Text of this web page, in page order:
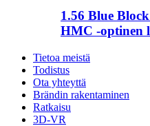
1.56 Blue
HMC -optinen
Tietoa meistä
Todistus
Ota yhteyttä
Brändin rakentaminen
Ratkaisu
3D-VR